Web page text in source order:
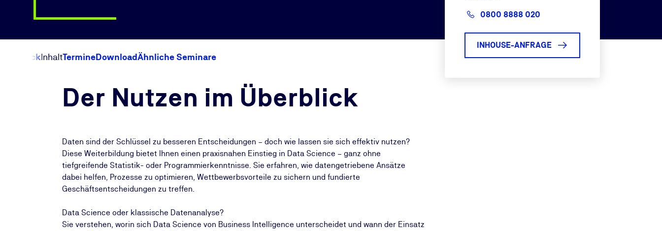
ÜberblickInhaltTermineDownloadÄhnliche Seminare
Der Nutzen im Überblick
Daten sind der Schlüssel zu besseren Entscheidungen – doch wie lassen sie sich effektiv nutzen?
Diese Weiterbildung bietet Ihnen einen praxisnahen Einstieg in Data Science – ganz ohne
tiefgreifende Statistik- oder Programmierkenntnisse. Sie erfahren, wie datengetriebene Ansätze
dabei helfen, Prozesse zu optimieren, Wettbewerbsvorteile zu sichern und fundierte
Geschäftsentscheidungen zu treffen.
Data Science oder klassische Datenanalyse?
Sie verstehen, worin sich Data Science von Business Intelligence unterscheidet und wann der Einsatz
0800 8888 020
INHOUSE-ANFRAGE